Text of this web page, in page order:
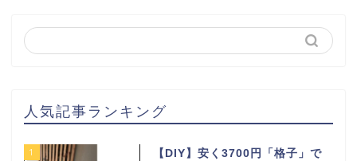
人気記事ランキング
1
【DIY】安く3700円「格子」で